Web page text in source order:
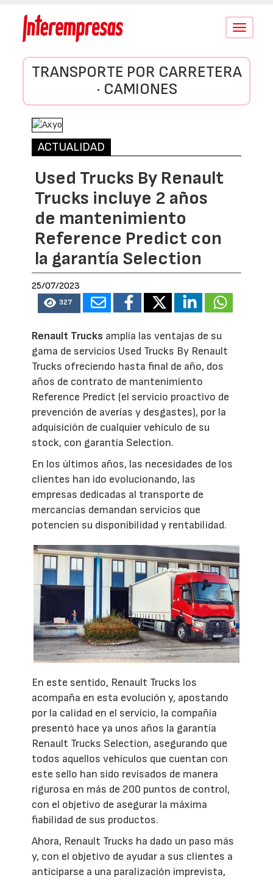
Conmutar
TRANSPORTE POR CARRETERA
· CAMIONES
ACTUALIDAD
Used Trucks By Renault
Trucks incluye 2 años
de mantenimiento
Reference Predict con
la garantía Selection
25/07/2023
327
Renault Trucks amplía las ventajas de su
gama de servicios Used Trucks By Renault
Trucks ofreciendo hasta final de año, dos
años de contrato de mantenimiento
Reference Predict (el servicio proactivo de
prevención de averías y desgastes), por la
adquisición de cualquier vehículo de su
stock, con garantía Selection.
En los últimos años, las necesidades de los
clientes han ido evolucionando, las
empresas dedicadas al transporte de
mercancías demandan servicios que
potencien su disponibilidad y rentabilidad.
En este sentido, Renault Trucks los
acompaña en esta evolución y, apostando
por la calidad en el servicio, la compañía
presentó hace ya unos años la garantía
Renault Trucks Selection, asegurando que
todos aquellos vehículos que cuentan con
este sello han sido revisados de manera
rigurosa en más de 200 puntos de control,
con el objetivo de asegurar la máxima
fiabilidad de sus productos.
Ahora, Renault Trucks ha dado un paso más
y, con el objetivo de ayudar a sus clientes a
anticiparse a una paralización imprevista,